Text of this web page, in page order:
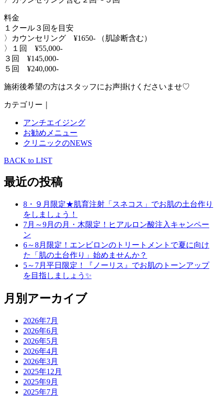
料金
１クール３回を目安
〉カウンセリング ¥1650- （肌診断含む）
〉１回 ¥55,000-
３回 ¥145,000-
５回 ¥240,000-
施術後希望の方はスタッフにお声掛けくださいませ♡
カテゴリー｜
アンチエイジング
お勧めメニュー
クリニックのNEWS
BACK to LIST
最近の投稿
8・９月限定★肌育注射「スネコス」でお肌の土台作り
をしましょう！
7月～9月の月・木限定！ヒアルロン酸注入キャンペー
ン
6～8月限定！エンビロンのトリートメントで夏に向け
た「肌の土台作り」始めませんか？
5～7月平日限定！『ノーリス』でお肌のトーンアップ
を目指しましょう✨
月別アーカイブ
2026年7月
2026年6月
2026年5月
2026年4月
2026年3月
2025年12月
2025年9月
2025年7月